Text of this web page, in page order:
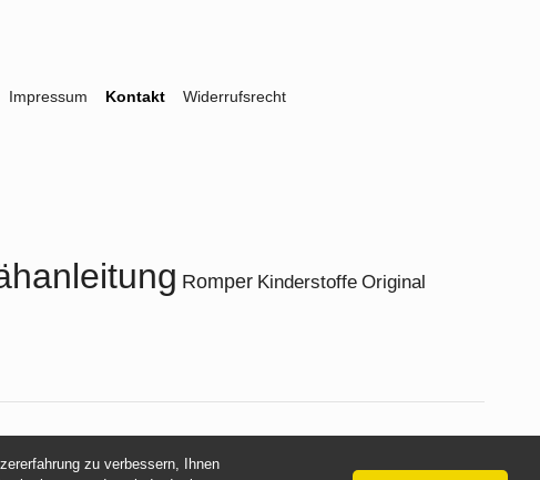
zu verbessern, Ihnen
Impressum Kontakt Widerrufsrecht
Romper Kinderstoffe Original